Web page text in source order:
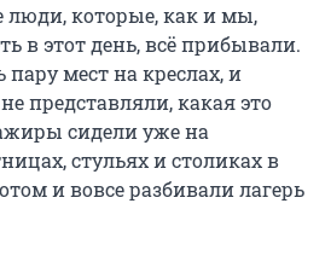
люди, которые, как и мы,
в этот день, всё прибывали.
мест на креслах, и
представляли, какая это
сидели уже на
стульях и столиках в
и вовсе разбивали лагерь